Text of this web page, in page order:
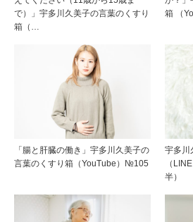
で）」宇多川久美子の言葉のくすり
箱（…
箱 （
「腸と肝臓の働き」宇多川久美子の
言葉のくすり箱（YouTube）№105
宇多川
（
半）